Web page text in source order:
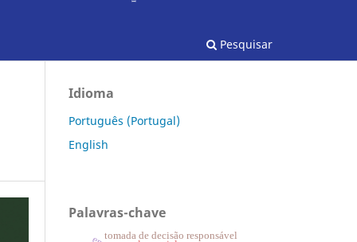
Pesquisar
Idioma
Português (Portugal)
English
Palavras-chave
tomada de decisão responsável